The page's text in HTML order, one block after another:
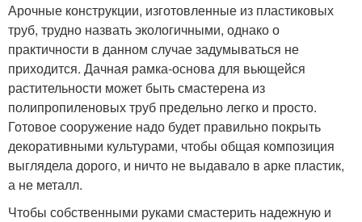
Арочные конструкции, изготовленные из пластиковых
труб, трудно назвать экологичными, однако о
практичности в данном случае задумываться не
приходится. Дачная рамка-основа для вьющейся
растительности может быть смастерена из
полипропиленовых труб предельно легко и просто.
Готовое сооружение надо будет правильно покрыть
декоративными культурами, чтобы общая композиция
выглядела дорого, и ничто не выдавало в арке пластик,
а не металл.
Чтобы собственными руками смастерить надежную и